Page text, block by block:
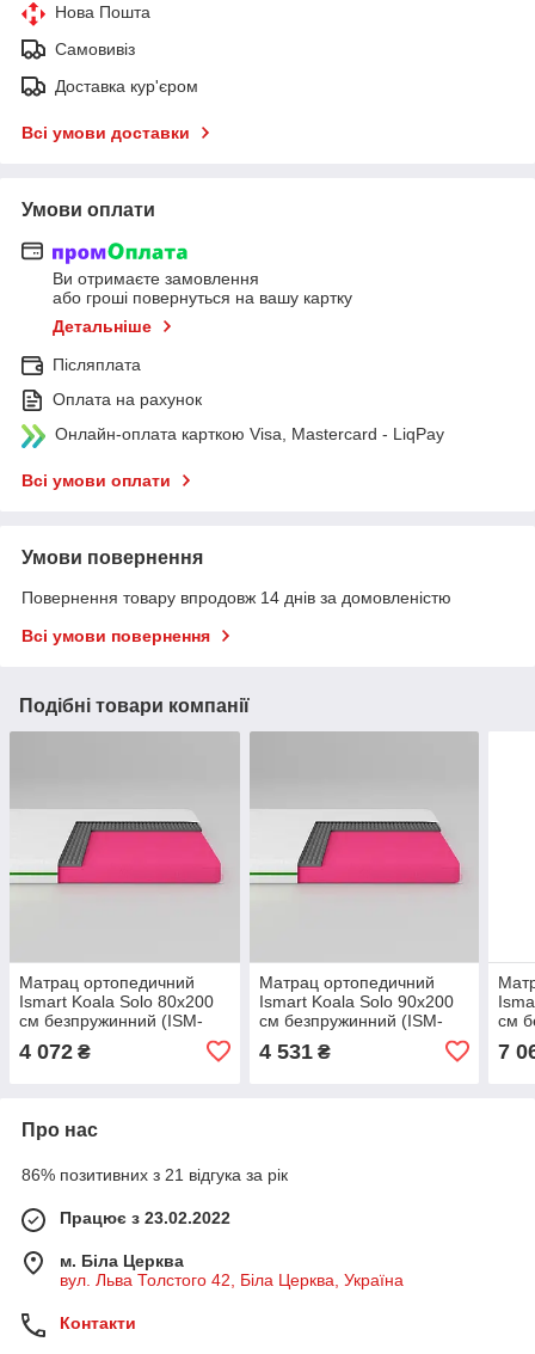
Нова Пошта
Самовивіз
Доставка кур'єром
Всі умови доставки
Умови оплати
Ви отримаєте замовлення
або гроші повернуться на вашу картку
Детальніше
Післяплата
Оплата на рахунок
Онлайн-оплата карткою Visa, Mastercard - LiqPay
Всі умови оплати
Умови повернення
Повернення товару впродовж 14 днів за домовленістю
Всі умови повернення
Подібні товари компанії
Матрац ортопедичний
Ismart Koala Solo 80х200
см безпружинний (ISM-
4 072 ₴
Матрац ортопедичний
Ismart Koala Solo 90х200
см безпружинний (ISM-
4 531₴
см
7
Про нас
86% позитивних з 21 відгука за рік
Працює з 23.02.2022
м. Біла Церква
вул. Льва Толстого 42, Біла Церква, Україна
Контакти